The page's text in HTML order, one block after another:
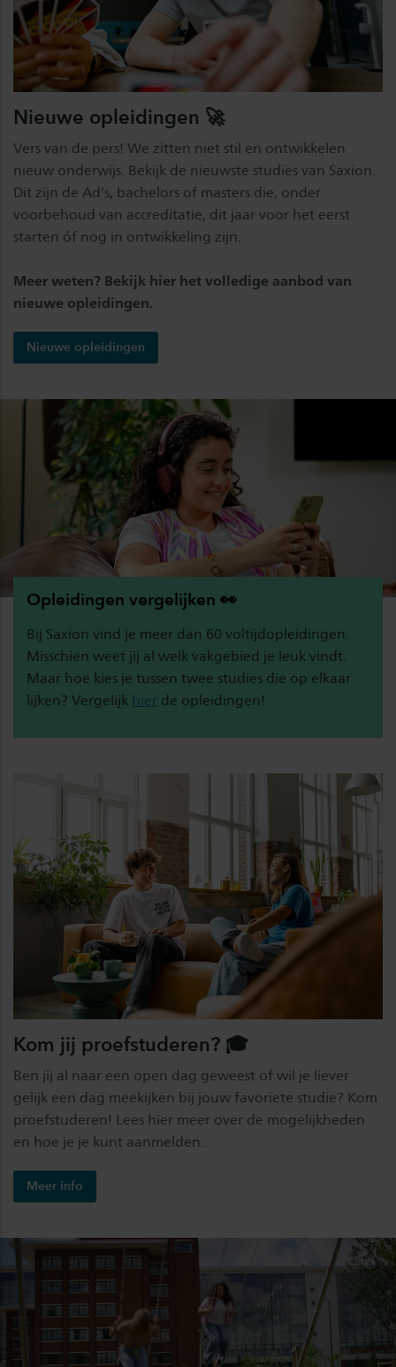
Nieuwe opleidingen 🚀
Vers van de pers! We zitten niet stil en ontwikkelen
nieuw onderwijs. Bekijk de nieuwste studies van Saxion.
Dit zijn de Ad's, bachelors of masters die, onder
voorbehoud van accreditatie, dit jaar voor het eerst
starten óf nog in ontwikkeling zijn.
Meer weten? Bekijk hier het volledige aanbod van
nieuwe opleidingen.
Nieuwe opleidingen
Opleidingen vergelijken 👀
Bij Saxion vind je meer dan 60 voltijdopleidingen.
Misschien weet jij al welk vakgebied je leuk vindt.
Maar hoe kies je tussen twee studies die op elkaar
lijken? Vergelijk hier de opleidingen!
Kom jij proefstuderen? 🎓
Ben jij al naar een open dag geweest of wil je liever
gelijk een dag meekijken bij jouw favoriete studie? Kom
proefstuderen! Lees hier meer over de mogelijkheden
en hoe je je kunt aanmelden.
Meer info